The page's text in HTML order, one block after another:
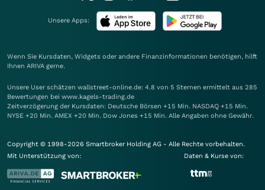
Unsere Apps:
Wenn Sie Kursdaten, Widgets oder andere Finanzinformationen benötigen, hilft
Ihnen ARIVA gerne.
Unsere User schätzen wallstreet-online.de: 4.8 von 5 Sternen ermittelt aus 285
Bewertungen bei www.kagels-trading.de
Zeitverzögerung der Kursdaten: Deutsche Börsen +15 Min. NASDAQ +15 Min.
NYSE +20 Min. AMEX +20 Min. Dow Jones +15 Min. Alle Angaben ohne Gewähr.
Copyright © 1998-2026 Smartbroker Holding AG - Alle Rechte vorbehalten.
Mit Unterstützung von:
Daten & Kurse von: